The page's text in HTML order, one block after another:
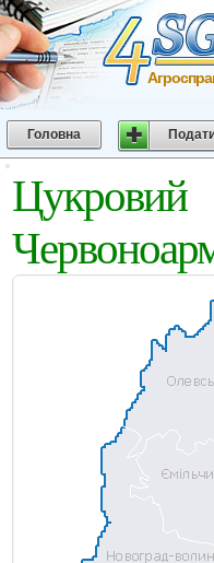
Головна